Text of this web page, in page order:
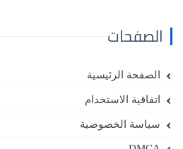
الصفحات
الصفحة الرئيسية
اتفاقية الاستخدام
سياسة الخصوصية